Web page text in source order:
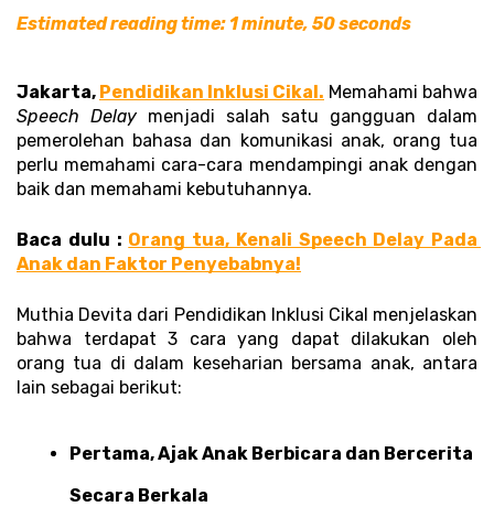
Estimated reading time: 1 minute, 50 seconds
Jakarta, Pendidikan Inklusi Cikal.
Speech Delay menjadi salah satu gangguan dalam
pemerolehan bahasa dan komunikasi anak, orang tua
perlu memahami cara-cara mendampingi anak dengan
baik dan memahami kebutuhannya.
Baca dulu : Orang tua, Kenali Speech Delay Pada
Anak dan Faktor Penyebabnya!
Muthia Devita dari Pendidikan Inklusi Cikal menjelaskan
bahwa terdapat 3 cara yang dapat dilakukan oleh
orang tua di dalam keseharian bersama anak, antara
lain sebagai berikut:
Pertama, Ajak Anak Berbicara dan Bercerita
Secara Berkala